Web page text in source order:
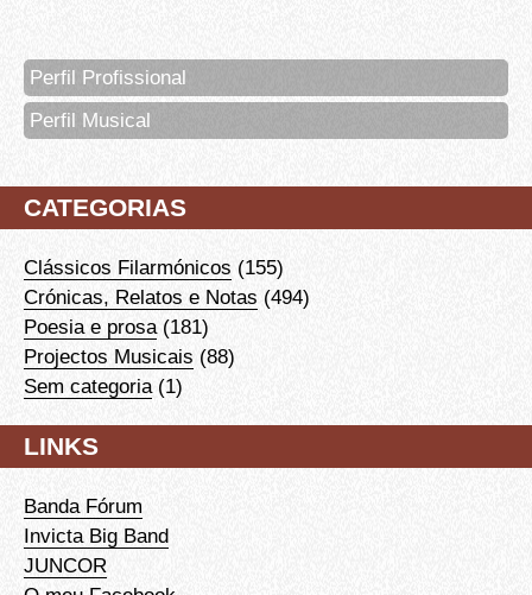
Perfil Profissional
Perfil Musical
CATEGORIAS
Clássicos Filarmónicos (155)
Crónicas, Relatos e Notas (494)
Poesia e prosa (181)
Projectos Musicais (88)
Sem categoria (1)
LINKS
Banda Fórum
Invicta Big Band
JUNCOR